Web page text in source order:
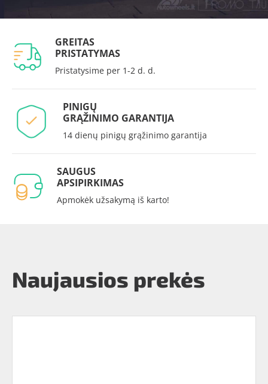
GREITAS
PRISTATYMAS
Pristatysime per 1-2 d. d.
PINIGŲ
GRĄŽINIMO GARANTIJA
14 dienų pinigų grąžinimo garantija
SAUGUS
APSIPIRKIMAS
Apmokėk užsakymą iš karto!
Naujausios prekės